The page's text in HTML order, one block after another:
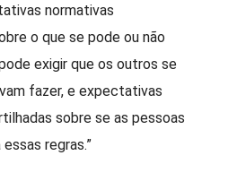
normativas
o que se pode ou não
exigir que os outros se
fazer, e expectativas
sobre se as pessoas
regras.”